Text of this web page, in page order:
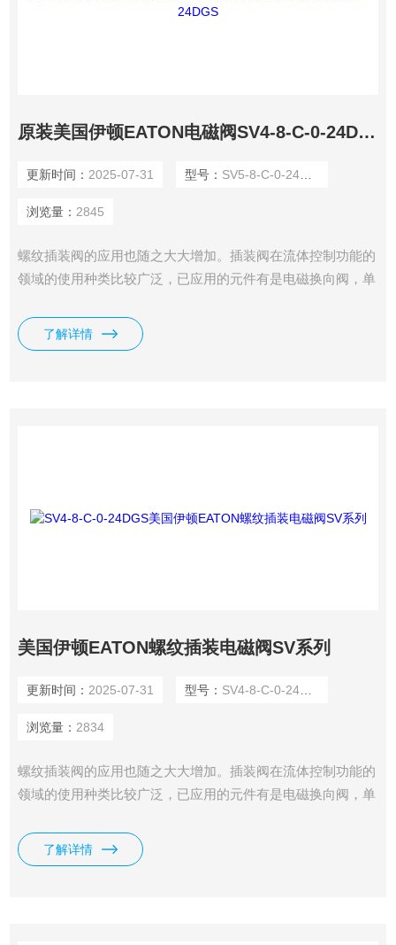
原装美国伊顿EATON电磁阀SV4-8-C-0-24DGS
更新时间： 2025-07-31 型号： SV5-8-C-0-24DGS
浏览量： 2845
螺纹插装阀的应用也随之大大增加。插装阀在流体控制功能的
领域的使用种类比较广泛，已应用的元件有是电磁换向阀，单
装美国伊顿EATON电磁阀SV4-8-C-0-24DGS。
了解详情
美国伊顿EATON螺纹插装电磁阀SV系列
更新时间： 2025-07-31 型号： SV4-8-C-0-24DGS
浏览量： 2834
螺纹插装阀的应用也随之大大增加。插装阀在流体控制功能的
领域的使用种类比较广泛，已应用的元件有是电磁换向阀，单
国伊顿EATON螺纹插装电磁阀SV系列。
了解详情